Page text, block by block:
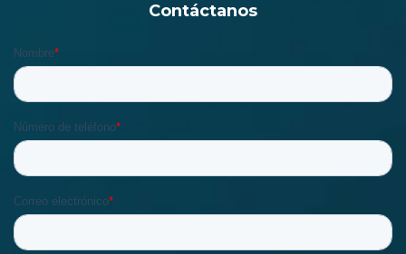
Contáctanos